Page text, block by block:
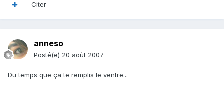
Citer
anneso
Posté(e) 20 août 2007
Du temps que ça te remplis le ventre...